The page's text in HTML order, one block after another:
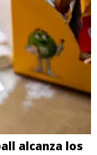
alcanza los